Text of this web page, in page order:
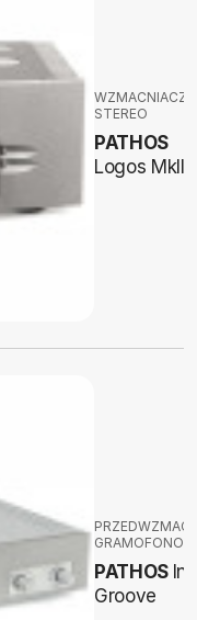
WZMACNIACZE
STEREO
PATHOS
Logos MkII
PATHOS In
Groove